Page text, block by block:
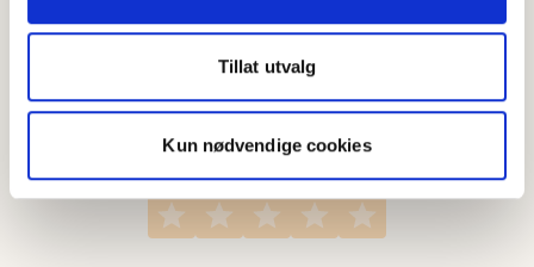
Tillat utvalg
Kun nødvendige cookies